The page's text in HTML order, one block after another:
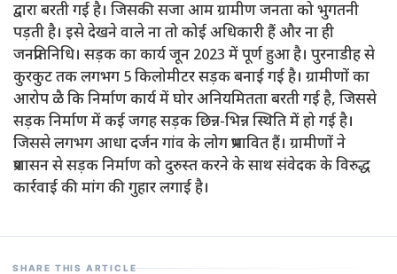
द्वारा बरती गई है। जिसकी सजा आम ग्रामीण जनता को भुगतनी
पड़ती है। इसे देखने वाले ना तो कोई अधिकारी हैं और ना ही
जनप्रतिनिधि। सड़क का कार्य जून 2023 में पूर्ण हुआ है। पुरनाडीह से
कुरकुट तक लगभग 5 किलोमीटर सड़क बनाई गई है। ग्रामीणों का
आरोप ळै कि निर्माण कार्य में घोर अनियमितता बरती गई है‌, जिससे
सड़क निर्माण में कई जगह सड़क छिन्न-भिन्न स्थिति में हो गई है।
जिससे लगभग आधा दर्जन गांव के लोग प्रभावित हैं। ग्रामीणों ने
प्रशासन से सड़क निर्माण को दुरुस्त करने के साथ संवेदक के विरुद्ध
कार्रवाई की मांग की गुहार लगाई है।
SHARE THIS ARTICLE